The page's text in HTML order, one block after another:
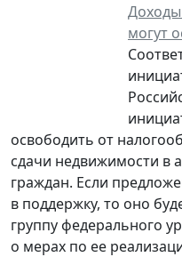
могут
освободить от
сдачи недвижимости в
граждан. Если
в поддержку, то оно
группу федерального
о мерах по ее